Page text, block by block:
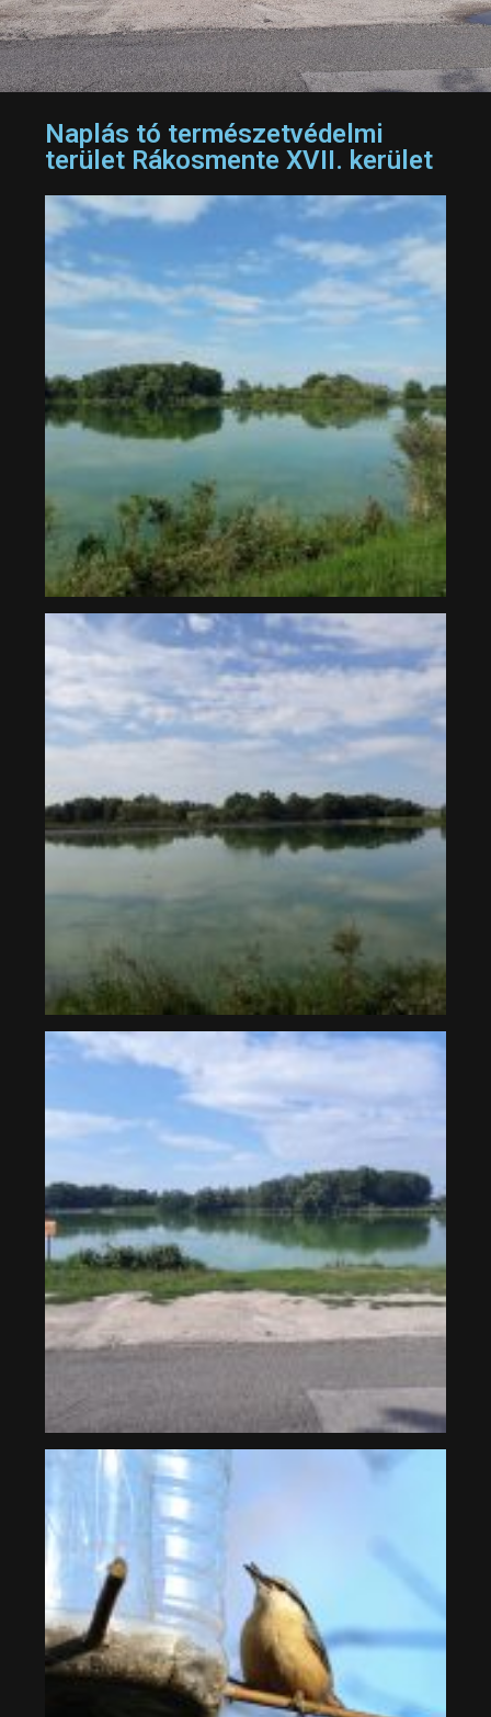
Naplás tó természetvédelmi
terület Rákosmente XVII. kerület